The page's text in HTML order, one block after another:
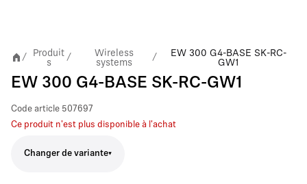
/
Produit
s
/
Wireless
systems
/
EW 300 G4-BASE SK-RC-
GW1
EW 300 G4-BASE SK-RC-GW1
Code article 507697
Ce produit n'est plus disponible à l'achat
Changer de variante